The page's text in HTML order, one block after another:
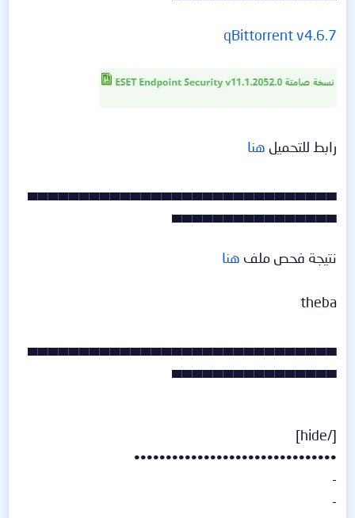
qBittorrent v4.6.7
رابط للتحميل هنا
▄▄▄▄▄▄▄▄▄▄▄▄▄▄▄▄▄▄▄▄▄▄▄▄▄▄▄▄▄▄
▄▄▄▄▄▄▄▄▄▄▄▄▄▄▄▄
نتيجة فحص ملف هنا
theba
▄▄▄▄▄▄▄▄▄▄▄▄▄▄▄▄▄▄▄▄▄▄▄▄▄▄▄▄▄▄
▄▄▄▄▄▄▄▄▄▄▄▄▄▄▄▄
[/hide]
••••••••••••••••••••••••••••••••
-
-